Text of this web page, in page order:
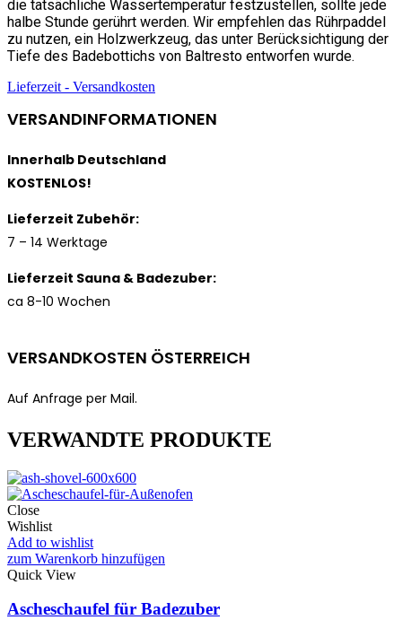
die tatsächliche Wassertemperatur festzustellen, sollte jede
halbe Stunde gerührt werden. Wir empfehlen das Rührpaddel
zu nutzen, ein Holzwerkzeug, das unter Berücksichtigung der
Tiefe des Badebottichs von Baltresto entworfen wurde.
Lieferzeit - Versandkosten
VERSANDINFORMATIONEN
Innerhalb Deutschland
KOSTENLOS!
Lieferzeit Zubehör:
7 – 14 Werktage
Lieferzeit Sauna & Badezuber:
ca 8-10 Wochen
VERSANDKOSTEN ÖSTERREICH
Auf Anfrage per Mail.
VERWANDTE PRODUKTE
Close
Wishlist
Add to wishlist
zum Warenkorb hinzufügen
Quick View
Ascheschaufel für Badezuber